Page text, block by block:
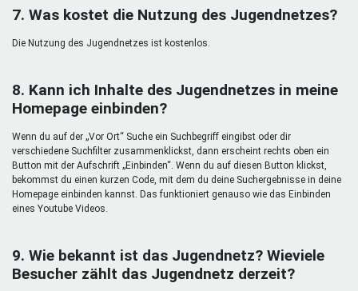
7. Was kostet die Nutzung des Jugendnetzes?
Die Nutzung des Jugendnetzes ist kostenlos.
8. Kann ich Inhalte des Jugendnetzes in meine
Homepage einbinden?
Wenn du auf der „Vor Ort“ Suche ein Suchbegriff eingibst oder dir
verschiedene Suchfilter zusammenklickst, dann erscheint rechts oben ein
Button mit der Aufschrift „Einbinden“. Wenn du auf diesen Button klickst,
bekommst du einen kurzen Code, mit dem du deine Suchergebnisse in deine
Homepage einbinden kannst. Das funktioniert genauso wie das Einbinden
eines Youtube Videos.
9. Wie bekannt ist das Jugendnetz? Wieviele
Besucher zählt das Jugendnetz derzeit?